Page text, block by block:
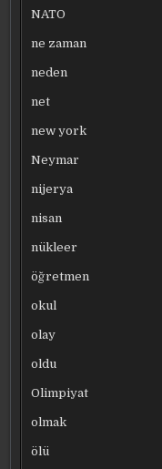
NATO
ne zaman
neden
net
new york
Neymar
nijerya
nisan
nükleer
öğretmen
okul
olay
oldu
Olimpiyat
olmak
ölü